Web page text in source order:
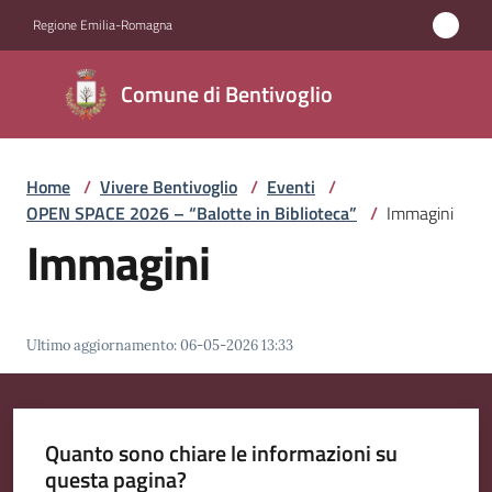
Regione Emilia-Romagna
Comune di Bentivoglio
Comune di
Bentivoglio
Amministrazione
Novità
Vivere
Bentivoglio
Home / Vivere Bentivoglio / Eventi /
OPEN SPACE 2026 – “Balotte in Biblioteca” / Immagini
Immagini
Ultimo aggiornamento:06-05-2026 13:33
Quanto sono chiare le informazioni su
questa pagina?